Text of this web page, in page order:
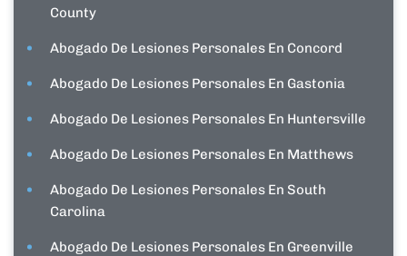
County
Abogado De Lesiones Personales En Concord
Abogado De Lesiones Personales En Gastonia
Abogado De Lesiones Personales En Huntersville
Abogado De Lesiones Personales En Matthews
Abogado De Lesiones Personales En South
Carolina
Abogado De Lesiones Personales En Greenville